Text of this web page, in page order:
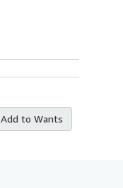
Add to Wants